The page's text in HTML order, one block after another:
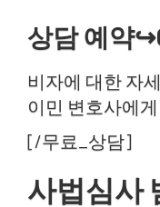
상담 예약
비자에 대한 자
이민 변호사에
[/무료_상담]
사법심사